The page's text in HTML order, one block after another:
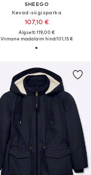
SHEEGO
Kevad-sügisparka
107,10 €
Algselt: 119,00 €
Viimane madalaim hind:101,15 €